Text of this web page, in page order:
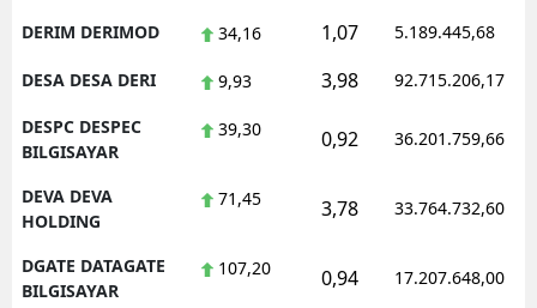
DERIM DERIMOD 34,16 1,07 5.189.445,68
DESA DESA DERI 9,93 3,98 92.715.206,17
DESPC DESPEC
BILGISAYAR
39,30 0,92 36.201.759,66
DEVA DEVA
HOLDING
71,45 3,78 33.764.732,60
DGATE DATAGATE
BILGISAYAR
107,20 0,94 17.207.648,00